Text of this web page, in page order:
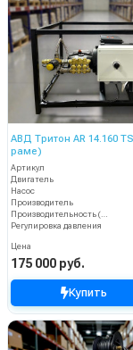
АВД Тритон AR 14.160
раме)
Артикул
Двигатель
Насос
Производитель
Регулировка давления
Цена
175 000 руб.
Купить